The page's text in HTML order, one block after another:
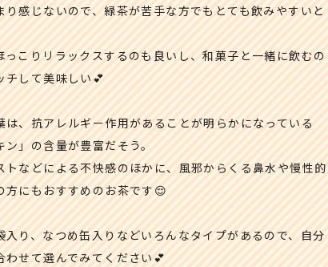
り感じないので、緑茶が苦手な方でもとても飲みやすいと
っこりリラックスするのも良いし、和菓子と一緒に飲むの
チして美味しい💕
は、抗アレルギー作用があることが明らかになっている
ン」の含量が豊富だそう。
トなどによる不快感のほかに、風邪からくる鼻水や慢性的
方にもおすすめのお茶です😌
入り、なつめ缶入りなどいろんなタイプがあるので、自分
わせて選んでみてください💕